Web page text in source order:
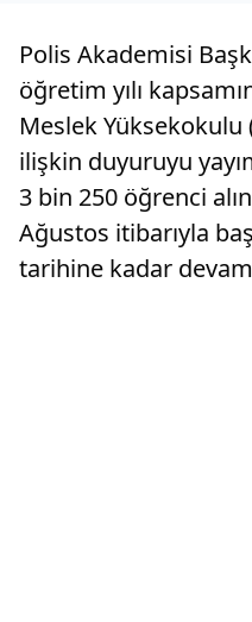
Polis Akademisi
öğretim yılı
Meslek Yüksekokulu
ilişkin duyuruyu
3 bin 250 öğrenci
Ağustos itibarıyla
tarihine kadar